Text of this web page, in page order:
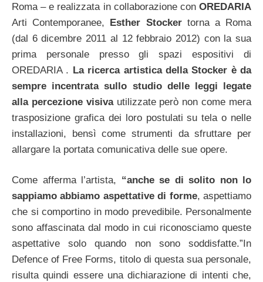
Roma – e realizzata in collaborazione con OREDARIA
Arti Contemporanee, Esther Stockertorna a Roma
(dal 6 dicembre 2011 al 12 febbraio 2012) con la sua
prima personale presso gli spazi espositivi di
OREDARIA . La ricerca artistica della Stocker è da
sempre incentrata sullo studio delle leggi legate
alla percezione visivautilizzate però non come mera
trasposizione grafica dei loro postulati su tela o nelle
installazioni, bensì come strumenti da sfruttare per
allargare la portata comunicativa delle sue opere.
Come afferma l’artista, “anche se di solito non lo
sappiamo abbiamo aspettative di forme, aspettiamo
che si comportino in modo prevedibile. Personalmente
sono affascinata dal modo in cui riconosciamo queste
aspettative solo quando non sono soddisfatte.”In
Defence of Free Forms, titolo di questa sua personale,
risulta quindi essere una dichiarazione di intenti che,